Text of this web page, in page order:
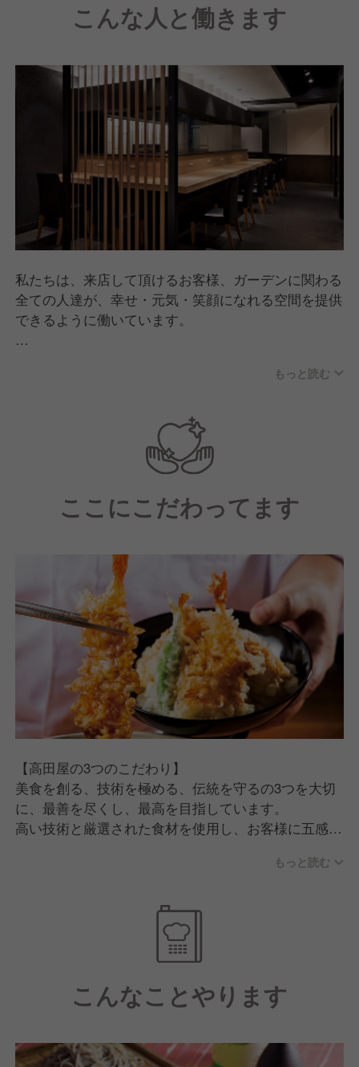
こんな人と働きます
私たちは、来店して頂けるお客様、ガーデンに関わる
全ての人達が、幸せ・元気・笑顔になれる空間を提供
できるように働いています。
で明るく楽しい従業員が多い職場環境です。もっと読む
ここにこだわってます
【高田屋の3つのこだわり】
美食を創る、技術を極める、伝統を守るの3つを大切
に、最善を尽くし、最高を目指しています。
高い技術と厳選された食材を使用し、お客様に五感で
し、多くのお客様にご利用いただけるお店作りを行っ
【充実した福利厚生と明確な評価制度】
年2回の賞与に加え、豊富な研修制度や住宅・家族手
当等、働きやすいのが特徴です。
とした目標を持つことで
もっと読む
こんなことやります